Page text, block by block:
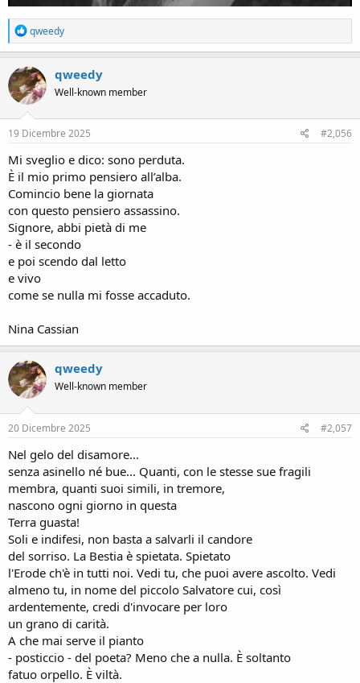
R
e
a
c
t
i
o
n
s
qweedy
qweedy
Well-known member
19 Dicembre 2025 #2,056
Mi sveglio e dico: sono perduta.
È il mio primo pensiero all’alba.
Comincio bene la giornata
con questo pensiero assassino.
Signore, abbi pietà di me
- è il secondo
e poi scendo dal letto
e vivo
come se nulla mi fosse accaduto.
Nina Cassian
qweedy
Well-known member
20 Dicembre 2025 #2,057
Nel gelo del disamore...
senza asinello né bue... Quanti, con le stesse sue fragili
membra, quanti suoi simili, in tremore,
nascono ogni giorno in questa
Terra guasta!
Soli e indifesi, non basta a salvarli il candore
del sorriso. La Bestia è spietata. Spietato
l'Erode ch'è in tutti noi. Vedi tu, che puoi avere ascolto. Vedi
almeno tu, in nome del piccolo Salvatore cui, così
ardentemente, credi d'invocare per loro
un grano di carità.
A che mai serve il pianto
- posticcio - del poeta? Meno che a nulla. È soltanto
fatuo orpello. È viltà.